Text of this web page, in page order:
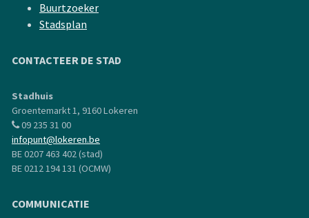
Buurtzoeker
Stadsplan
CONTACTEER DE STAD
Stadhuis
Groentemarkt 1, 9160 Lokeren
09 235 31 00
infopunt@lokeren.be
BE 0207 463 402 (stad)
BE 0212 194 131 (OCMW)
COMMUNICATIE